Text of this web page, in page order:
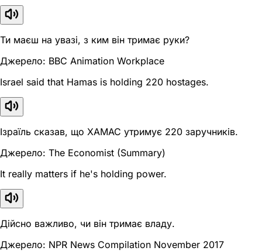
Ти маєш на увазі, з ким він тримає руки?
Джерело: BBC Animation Workplace
Israel said that Hamas is holding 220 hostages.
Ізраїль сказав, що ХАМАС утримує 220 заручників.
Джерело: The Economist (Summary)
It really matters if he's holding power.
Дійсно важливо, чи він тримає владу.
Джерело: NPR News Compilation November 2017